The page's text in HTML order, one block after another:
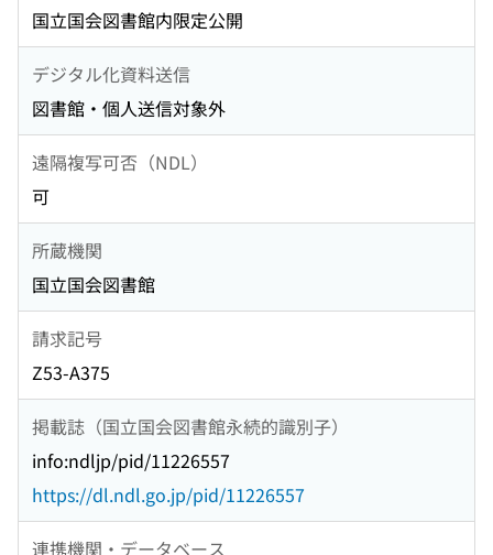
国立国会図書館内限定公開
デジタル化資料送信
図書館・個人送信対象外
遠隔複写可否（NDL）
可
所蔵機関
国立国会図書館
請求記号
Z53-A375
掲載誌（国立国会図書館永続的識別子）
info:ndljp/pid/11226557
https://dl.ndl.go.jp/pid/11226557
連携機関・データベース